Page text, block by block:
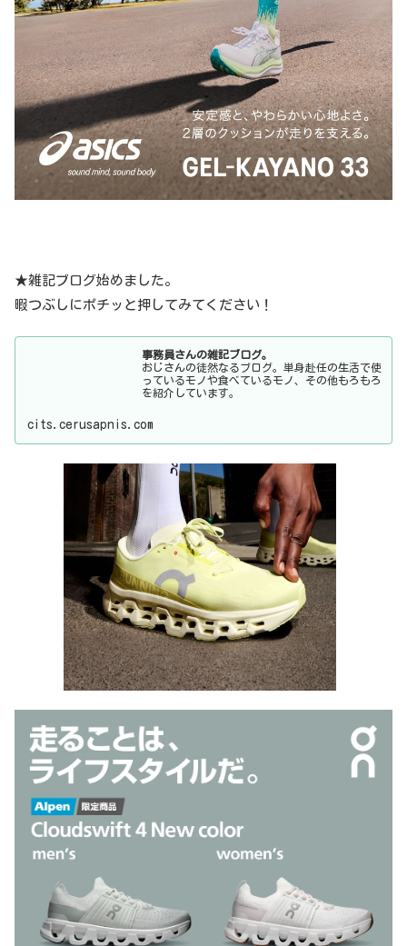
★雑記ブログ始めました。
暇つぶしにポチッと押してみてください！
事務員さんの雑記ブログ。
おじさんの徒然なるブログ。単身赴任の生活で使
っているモノや食べているモノ、その他もろもろ
を紹介しています。
cits.cerusapnis.com